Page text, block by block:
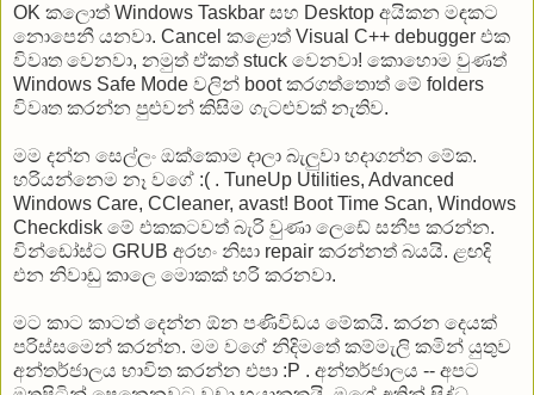
OK කලොත් Windows Taskbar සහ Desktop අයිකන මඳකට
නොපෙනී යනවා. Cancel කළොත් Visual C++ debugger එක
විවෘත වෙනවා, නමුත් ඒකත් stuck වෙනවා! කොහොම වුණත්
Windows Safe Mode වලින් boot කරගත්තොත් මේ folders
විවෘත කරන්න පුළුවන් කිසිම ගැටළුවක් නැතිව.
මම දන්න සෙල්ලං ඔක්කොම දාලා බැලුවා හදාගන්න මේක.
හරියන්නෙම නෑ වගේ :( . TuneUp Utilities, Advanced
Windows Care, CCleaner, avast! Boot Time Scan, Windows
Checkdisk මේ එකකටවත් බැරි වුණා ලෙඩේ සනීප කරන්න.
වින්ඩෝස්ට GRUB අරහං නිසා repair කරන්නත් බයයි. ළඟදි
එන නිවාඩු කාලෙ මොකක් හරි කරනවා.
මට කාට කාටත් දෙන්න ඕන පණිවිඩය මේකයි. කරන දෙයක්
පරිස්සමෙන් කරන්න. මම වගේ නිදිමතේ කම්මැලි කමින් යුතුව
අන්තර්ජාලය භාවිත කරන්න එපා :P . අන්තර්ජාලය -- අපට